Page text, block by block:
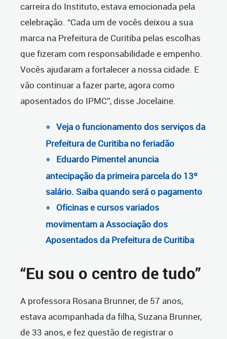
carreira do Instituto, estava emocionada pela
celebração. “Cada um de vocês deixou a sua
marca na Prefeitura de Curitiba pelas escolhas
que fizeram com responsabilidade e empenho.
Vocês ajudaram a fortalecer a nossa cidade. E
vão continuar a fazer parte, agora como
aposentados do IPMC”, disse Jocelaine.
Veja o funcionamento dos serviços da
Prefeitura de Curitiba no feriadão
Eduardo Pimentel anuncia
antecipação da primeira parcela do 13º
salário. Saiba quando será o pagamento
Oficinas e cursos variados
movimentam a Associação dos
Aposentados da Prefeitura de Curitiba
“Eu sou o centro de tudo”
A professora Rosana Brunner, de 57 anos,
estava acompanhada da filha, Suzana Brunner,
de 33 anos, e fez questão de registrar o